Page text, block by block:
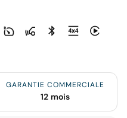
GARANTIE COMMERCIALE
12 mois